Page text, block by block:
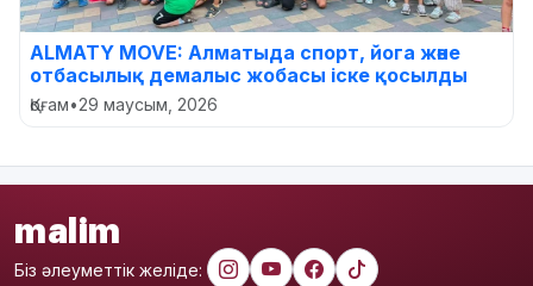
ALMATY MOVE: Алматыда спорт, йога және
отбасылық демалыс жобасы іске қосылды
Қоғам•29 маусым, 2026
malim
Біз әлеуметтік желіде: